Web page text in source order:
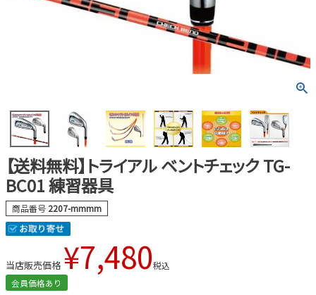
【送料無料】トライアル ベントチェック TG-
BC01 練習器具
商品番号 2207-mmmm
当店販売価格 ¥7,480税込
会員価格あり